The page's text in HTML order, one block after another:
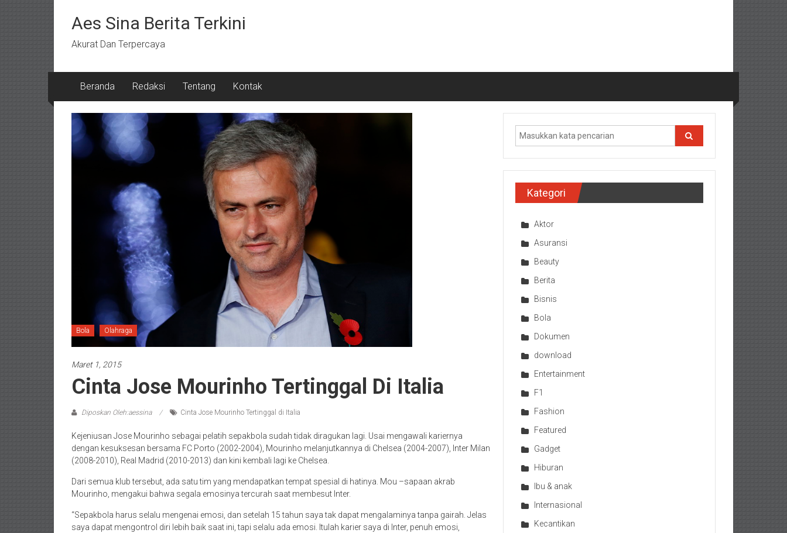
kontenAes Sina Berita Terkini
Akurat Dan Terpercaya
Beranda Redaksi Tentang Kontak
Bola Olahraga
Maret 1, 2015
Cinta Jose Mourinho Tertinggal Di Italia
Diposkan Oleh:aessina Cinta Jose Mourinho Tertinggal di Italia
Kejeniusan Jose Mourinho sebagai pelatih sepakbola sudah tidak diragukan lagi. Usai mengawali kariernya
dengan kesuksesan bersama FC Porto (2002-2004), Mourinho melanjutkannya di Chelsea (2004-2007), Inter Milan
(2008-2010), Real Madrid (2010-2013) dan kini kembali lagi ke Chelsea.
Dari semua klub tersebut, ada satu tim yang mendapatkan tempat spesial di hatinya. Mou –sapaan akrab
Mourinho, mengakui bahwa segala emosinya tercurah saat membesut Inter.
“Sepakbola harus selalu mengenai emosi, dan setelah 15 tahun saya tak dapat mengalaminya tanpa gairah. Jelas
saya dapat mengontrol diri lebih baik saat ini, tapi selalu ada emosi. Itulah karier saya di Inter, penuh emosi,
Kategori
Aktor
Asuransi
Beauty
Berita
Bisnis
Bola
Dokumen
download
Entertainment
F1
Fashion
Featured
Gadget
Hiburan
Ibu & anak
Internasional
Kecantikan